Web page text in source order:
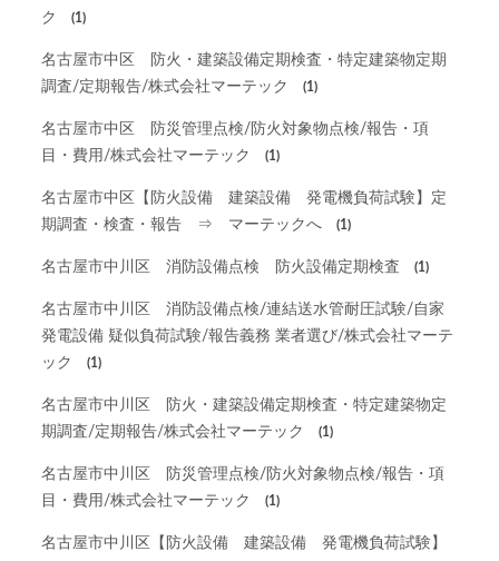
ク
(1)
名古屋市中区 防火・建築設備定期検査・特定建築物定期
調査/定期報告/株式会社マーテック
(1)
名古屋市中区 防災管理点検/防火対象物点検/報告・項
目・費用/株式会社マーテック
(1)
名古屋市中区【防火設備 建築設備 発電機負荷試験】定
期調査・検査・報告 ⇒ マーテックへ
(1)
名古屋市中川区 消防設備点検 防火設備定期検査 (1)
名古屋市中川区 消防設備点検/連結送水管耐圧試験/自家
発電設備 疑似負荷試験/報告義務 業者選び/株式会社マーテ
ック
(1)
名古屋市中川区 防火・建築設備定期検査・特定建築物定
期調査/定期報告/株式会社マーテック
(1)
名古屋市中川区 防災管理点検/防火対象物点検/報告・項
目・費用/株式会社マーテック
(1)
名古屋市中川区【防火設備 建築設備 発電機負荷試験】